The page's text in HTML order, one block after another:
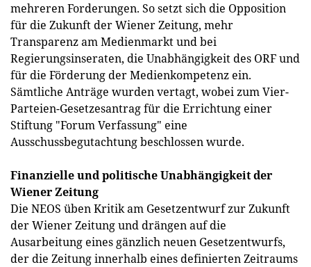
mehreren Forderungen. So setzt sich die Opposition
für die Zukunft der Wiener Zeitung, mehr
Transparenz am Medienmarkt und bei
Regierungsinseraten, die Unabhängigkeit des ORF und
für die Förderung der Medienkompetenz ein.
Sämtliche Anträge wurden vertagt, wobei zum Vier-
Parteien-Gesetzesantrag für die Errichtung einer
Stiftung "Forum Verfassung" eine
Ausschussbegutachtung beschlossen wurde.
Finanzielle und politische Unabhängigkeit der
Wiener Zeitung
Die NEOS üben Kritik am Gesetzentwurf zur Zukunft
der Wiener Zeitung und drängen auf die
Ausarbeitung eines gänzlich neuen Gesetzentwurfs,
der die Zeitung innerhalb eines definierten Zeitraums